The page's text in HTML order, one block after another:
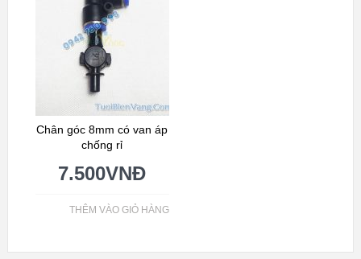
Chân góc 8mm có van áp
chống rỉ
7.500VNĐ
THÊM VÀO GIỎ HÀNG